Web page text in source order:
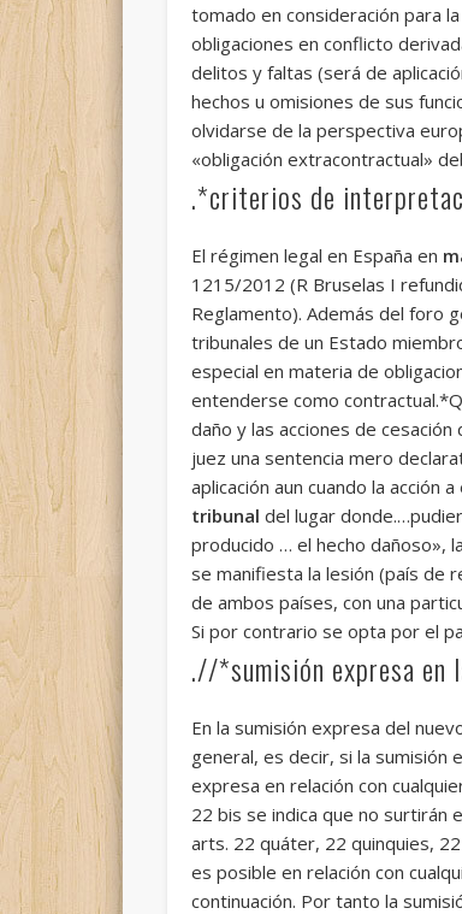
tomado en consideración para
obligaciones en conflicto
delitos y faltas (será de
hechos u omisiones de sus
olvidarse de la perspectiva
«obligación extracontractual»
.*criterios de
El régimen legal en España en
1215/2012 (R Bruselas I
Reglamento). Además del foro
tribunales de un Estado
especial en materia de
entenderse como
daño y las acciones de
juez una sentencia mero
aplicación aun cuando la acción
tribunal del lugar
producido … el hecho dañoso»,
se manifiesta la lesión (país de
de ambos países, con una
Si por contrario se opta por el
.//*sumisión expresa en
En la sumisión expresa del
general, es decir, si la sumisión
expresa en relación con
22 bis se indica que no surtirán
arts. 22 quáter, 22 quinquies,
es posible en relación con
continuación. Por tanto la